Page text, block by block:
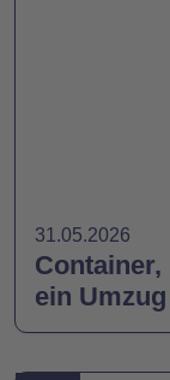
31.05.2026
ein Umzug